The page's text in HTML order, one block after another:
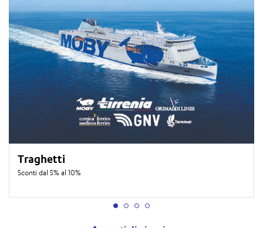
Traghetti
Sconti dal 5% al 10%